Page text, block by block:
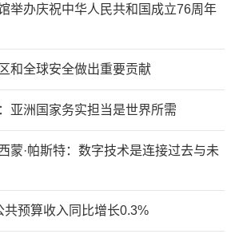
举办庆祝中华人民共和国成立76周年
和全球安全做出重要贡献
亚洲国家务实担当是世界所需
蒙·帕斯特：数字技术是连接过去与未
预算收入同比增长0.3%